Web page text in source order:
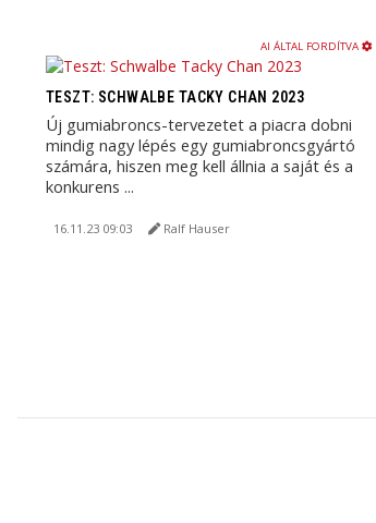
AI ÁLTAL FORDÍTVA
TESZT: SCHWALBE TACKY CHAN 2023
Új gumiabroncs-tervezetet a piacra dobni
mindig nagy lépés egy gumiabroncsgyártó
számára, hiszen meg kell állnia a saját és a
konkurens ...
16.11.23 09:03 Ralf Hauser